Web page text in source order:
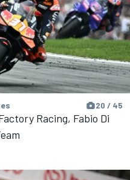
20 / 45
Racing, Fabio Di